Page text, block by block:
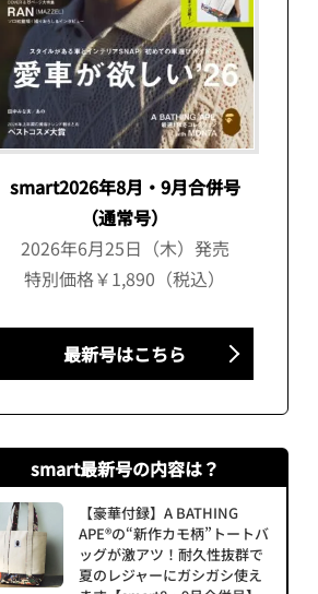
smart2026年8月・9月合併号
（通常号）
2026年6月25日（木）発売
特別価格￥1,890（税込）
最新号はこちら
smart最新号の内容は？
【豪華付録】A BATHING
APE®の“新作カモ柄”トートバ
ッグが激アツ！耐久性抜群で
夏のレジャーにガシガシ使え